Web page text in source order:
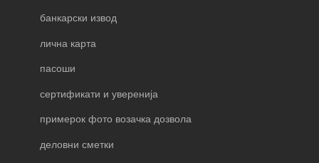
банкарски извод
лична карта
пасоши
сертификати и уверенија
примерок фото возачка дозвола
деловни сметки